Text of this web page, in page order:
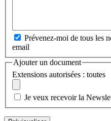
Prévenez-moi de tous les
email
Ajouter un document
Extensions autorisées : toutes
Je veux recevoir la